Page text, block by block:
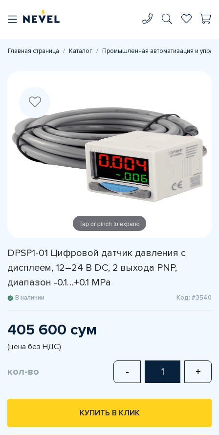
Главная страница Каталог Промышленная автоматизация и
Tap or pinch to expand
DPSP1-01 Цифровой датчик давления с
дисплеем, 12–24 В DC, 2 выхода PNP,
диапазон -0.1…+0.1 MPa
В наличии Код: #3540
405 600 сум
(цена без НДС)
кол-во - +
КУПИТЬ В КЛИК